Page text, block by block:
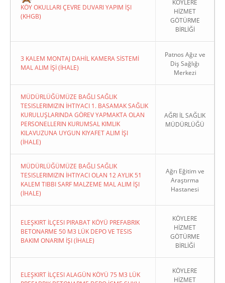
KÖY OKULLARI ÇEVRE DUVARI YAPIM İŞI
(KHGB)
KÖYLERE
HİZMET
GÖTÜRME
BİRLİĞİ
3 KALEM MONTAJ DAHİL KAMERA SİSTEMİ
MAL ALIM İŞİ (İHALE)
Patnos Ağız ve
Diş Sağlığı
Merkezi
MÜDÜRLÜĞÜMÜZE BAĞLI SAĞLIK
TESISLERIMIZIN İHTIYACI 1. BASAMAK SAĞLIK
KURULUŞLARINDA GÖREV YAPMAKTA OLAN
PERSONELLERIN KURUMSAL KIMLIK
KILAVUZUNA UYGUN KIYAFET ALIM İŞI
(İHALE)
AĞRI İL SAĞLIK
MÜDÜRLÜĞÜ
MÜDÜRLÜĞÜMÜZE BAĞLI SAĞLIK
TESISLERIMIZIN İHTIYACI OLAN 12 AYLIK 51
KALEM TIBBI SARF MALZEME MAL ALIM İŞI
(İHALE)
Ağrı Eğitim ve
Araştırma
Hastanesi
ELEŞKIRT İLÇESI PIRABAT KÖYÜ PREFABRIK
BETONARME 50 M3 LÜK DEPO VE TESIS
BAKIM ONARIM İŞI (İHALE)
KÖYLERE
HİZMET
GÖTÜRME
BİRLİĞİ
ELEŞKIRT İLÇESI ALAGÜN KÖYÜ 75 M3 LÜK
KÖYLERE
HİZMET